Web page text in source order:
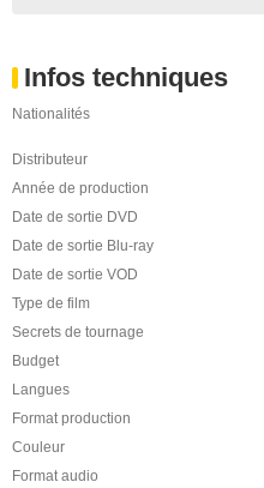
Infos techniques
Nationalités
Distributeur
Année de production
Date de sortie DVD
Date de sortie Blu-ray
Date de sortie VOD
Type de film
Secrets de tournage
Budget
Langues
Format production
Couleur
Format audio